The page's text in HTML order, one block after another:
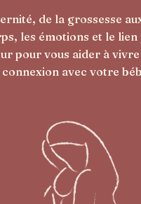
de la grossesse
les émotions et le
pour vous aider à
connexion avec votre